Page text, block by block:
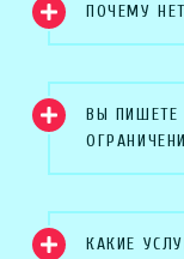
ПОЧЕМУ
ВЫ ПИШЕТЕ
КАКИЕ